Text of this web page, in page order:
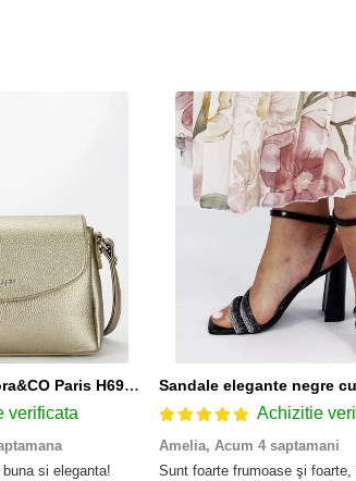
Geanta aurie mica Flora&CO Paris H6930 16
verificata
si eleganta!
Achizitie
Amelia, Acum 4 saptamani
Sunt foarte frumoase şi foarte,